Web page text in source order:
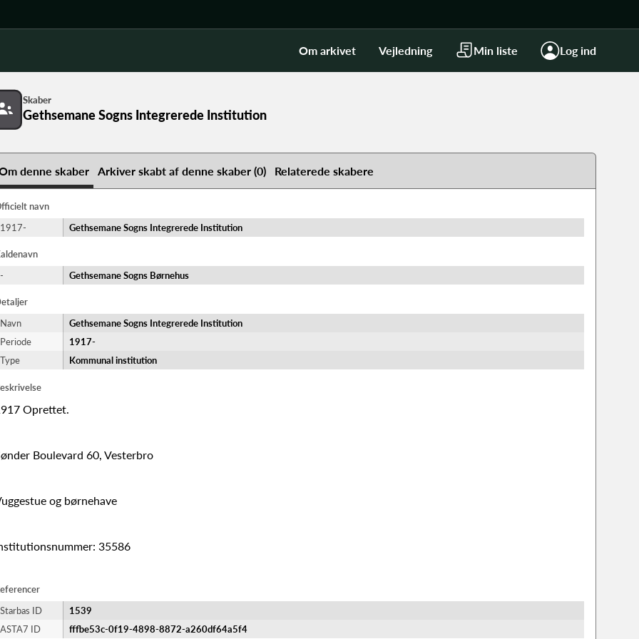
Om arkivet Vejledning Min liste Log ind
Skaber
Gethsemane Sogns Integrerede Institution
denne skaber Arkiver skabt af denne skaber (0) Relaterede skabere
navn
1917-
Gethsemane Sogns Integrerede Institution
-
Gethsemane Sogns Børnehus
Navn
Gethsemane Sogns Integrerede Institution
Periode
1917-​
Type
Kommunal institution
Oprettet.
Boulevard 60, Vesterbro
og børnehave
35586
Starbas ID
1539
ASTA7 ID
fffbe53c-0f19-4898-8872-a260df64a5f4